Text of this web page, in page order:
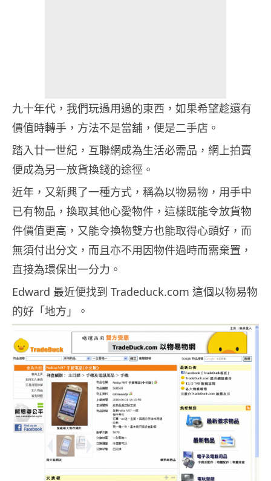
九十年代，我們玩過用過的東西，如果希望趁還有
價值時轉手，方法不是當舖，便是二手店。
踏入廿一世紀，互聯網成為生活必需品，網上拍賣
便成為另一放貨換錢的途徑。
近年，又新興了一種方式，稱為以物易物，用手中
已有物品，換取其他心愛物件，這樣既能令放貨物
件價值更高，又能令換物雙方也能取得心頭好，而
無須付出分文，而且亦不用因物件過時而需棄置，
直接為環保出一分力。
Edward 最近便找到 Tradeduck.com 這個以物易物
的好「地方」。